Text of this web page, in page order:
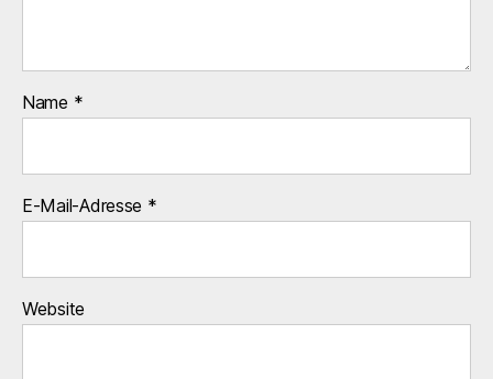
Name *
E-Mail-Adresse *
Website